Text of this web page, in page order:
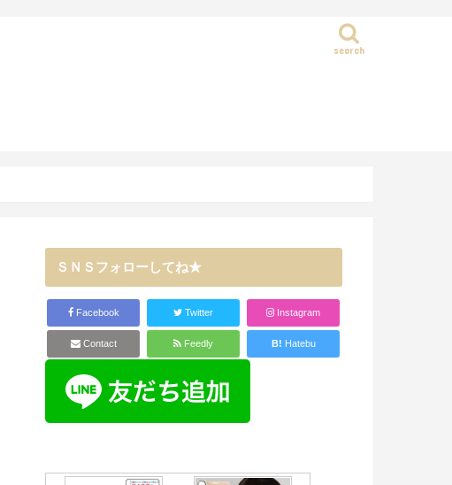
search
ＳＮＳフォローしてね★
Facebook Twitter Instagram
Contact Feedly B! Hatebu